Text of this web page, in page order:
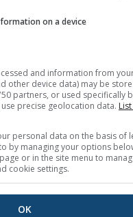
on a device
and information from
other device data) may be
partners, or used specifically
precise geolocation data.
personal data on the basis of
by managing your options
or in the site menu to
cookie settings.
OK